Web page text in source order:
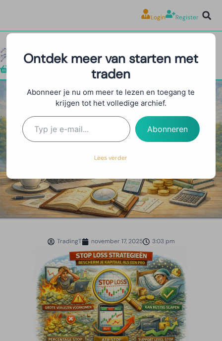
Login Register
Stop Loss Strategieën:
Bescherm je Kapitaal als
een Pro
TradingT november 17, 2025 3:03 pm
Ontdek meer van starten met
traden
Abonneer je nu om meer te lezen en toegang te
krijgen tot het volledige archief.
Abonneren
Lees verder